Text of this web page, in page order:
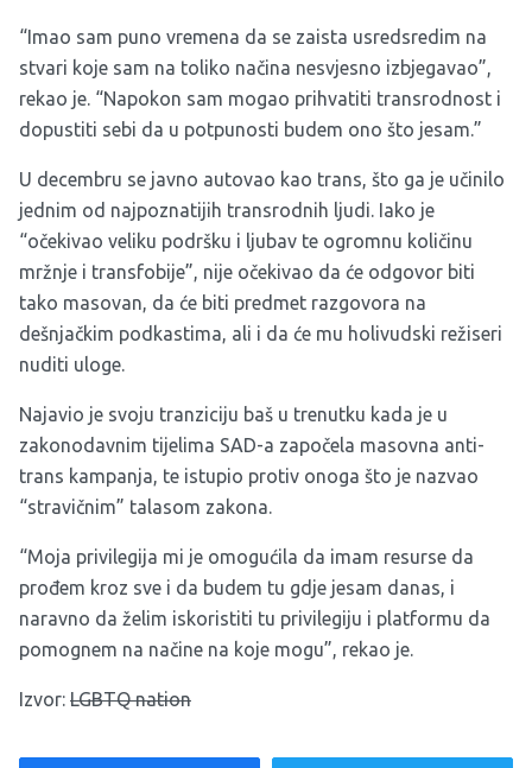
“Imao sam puno vremena da se zaista usredsredim na
stvari koje sam na toliko načina nesvjesno izbjegavao”,
rekao je. “Napokon sam mogao prihvatiti transrodnost i
dopustiti sebi da u potpunosti budem ono što jesam.”
U decembru se javno autovao kao trans, što ga je učinilo
jednim od najpoznatijih transrodnih ljudi. Iako je
“očekivao veliku podršku i ljubav te ogromnu količinu
mržnje i transfobije”, nije očekivao da će odgovor biti
tako masovan, da će biti predmet razgovora na
dešnjačkim podkastima, ali i da će mu holivudski režiseri
nuditi uloge.
Najavio je svoju tranziciju baš u trenutku kada je u
zakonodavnim tijelima SAD-a započela masovna anti-
trans kampanja, te istupio protiv onoga što je nazvao
“stravičnim” talasom zakona.
“Moja privilegija mi je omogućila da imam resurse da
prođem kroz sve i da budem tu gdje jesam danas, i
naravno da želim iskoristiti tu privilegiju i platformu da
pomognem na načine na koje mogu”, rekao je.
Izvor: LGBTQ nation